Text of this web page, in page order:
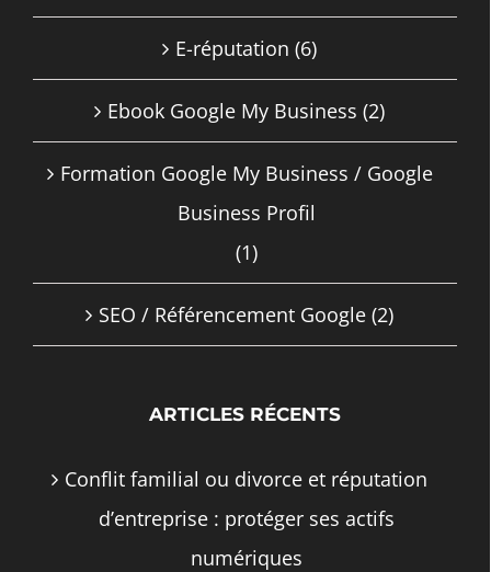
E-réputation (6)
Ebook Google My Business (2)
Formation Google My Business / Google
Business Profil
(1)
SEO / Référencement Google (2)
ARTICLES RÉCENTS
Conflit familial ou divorce et réputation
d’entreprise : protéger ses actifs
numériques